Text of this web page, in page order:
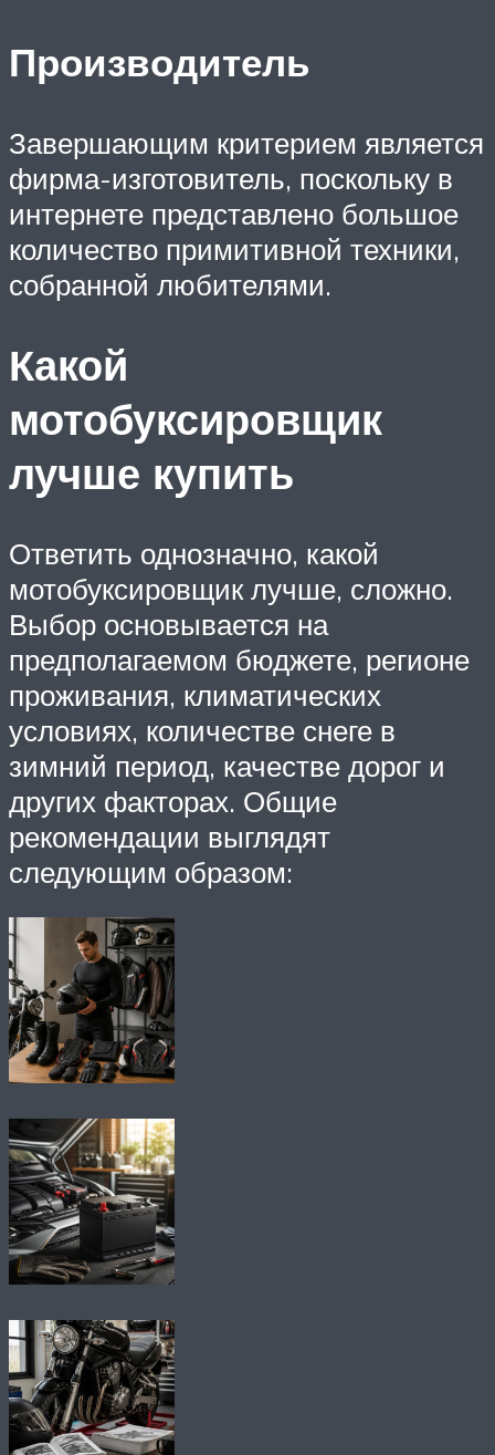
Производитель
Завершающим критерием является
фирма-изготовитель, поскольку в
интернете представлено большое
количество примитивной техники,
собранной любителями.
Какой
мотобуксировщик
лучше купить
Ответить однозначно, какой
мотобуксировщик лучше, сложно.
Выбор основывается на
предполагаемом бюджете, регионе
проживания, климатических
условиях, количестве снеге в
зимний период, качестве дорог и
других факторах. Общие
рекомендации выглядят
следующим образом: